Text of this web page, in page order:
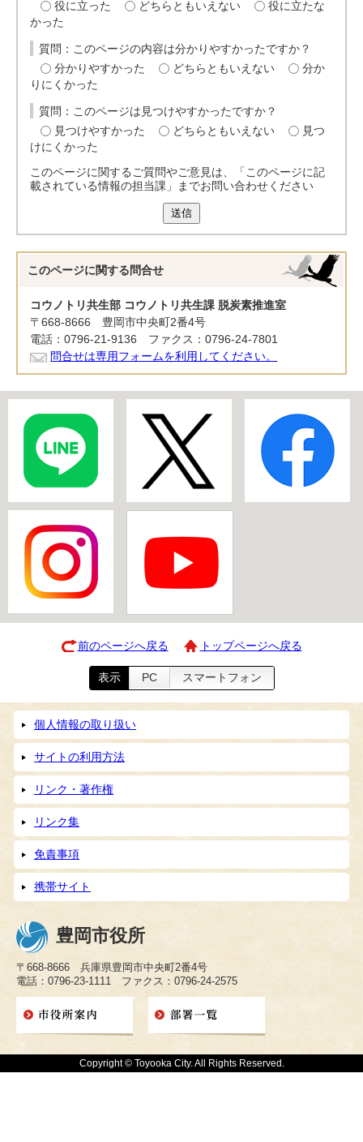
役に立った
どちらともいえない
役に立たな
かった
質問：このページの内容は分かりやすかったですか？
分かりやすかった
どちらともいえない
分か
りにくかった
質問：このページは見つけやすかったですか？
見つけやすかった
どちらともいえない
見つ
けにくかった
このページに関するご質問やご意見は、「このページに記
載されている情報の担当課」までお問い合わせください
送信
このページに関する 問合せ
コウノトリ共生部 コウノトリ共生課 脱炭素推進室
〒668-8666 豊岡市中央町2番4号
電話：0796-21-9136 ファクス：0796-24-7801
問合せは専用フォームを利用してください。
前のページへ戻る トップページへ戻る
表示 PC スマートフォン
個人情報の取り扱い
サイトの利用方法
リンク・著作権
リンク集
免責事項
携帯サイト
豊岡市役所
〒668-8666 兵庫県豊岡市中央町2番4号
電話：0796-23-1111 ファクス：0796-24-2575
Copyright © Toyooka City. All Rights Reserved.